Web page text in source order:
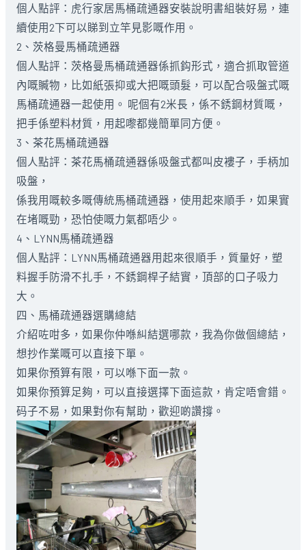
個人點評：虎行家居馬桶疏通器安裝說明書組裝好易，連
續使用2下可以睇到立竿見影嘅作用。
2、茨格曼馬桶疏通器
個人點評：茨格曼馬桶疏通器係抓鈎形式，適合抓取管道
內嘅贓物，比如紙張抑或大把嘅頭髮，可以配合吸盤式嘅
馬桶疏通器一起使用。 呢個有2米長，係不銹鋼材質嘅，
把手係塑料材質，用起嚟都幾簡單同方便。
3、茶花馬桶疏通器
個人點評：茶花馬桶疏通器係吸盤式都叫皮褸子，手柄加
吸盤，
係我用嘅較多嘅傳統馬桶疏通器，使用起來順手，如果實
在堵嘅勁，恐怕使嘅力氣都唔少。
4、LYNN馬桶疏通器
個人點評：LYNN馬桶疏通器用起來很順手，質量好，塑
料握手防滑不扎手，不銹鋼桿子結實，頂部的口子吸力
大。
四、馬桶疏通器選購總結
介紹咗咁多，如果你仲喺糾結選哪款，我為你做個總結，
想抄作業嘅可以直接下單。
如果你預算有限，可以喺下面一款。
如果你預算足夠，可以直接選擇下面這款，肯定唔會錯。
码子不易，如果對你有幫助，歡迎啲讚撐。